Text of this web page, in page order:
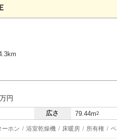
万円
広さ 79.44m2
ーホン 浴室乾燥機 床暖房 所有権